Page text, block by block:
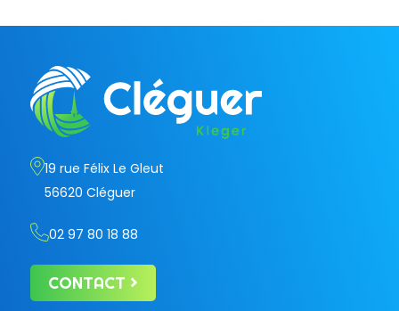
19 rue Félix Le Gleut
56620 Cléguer
02 97 80 18 88
CONTACT